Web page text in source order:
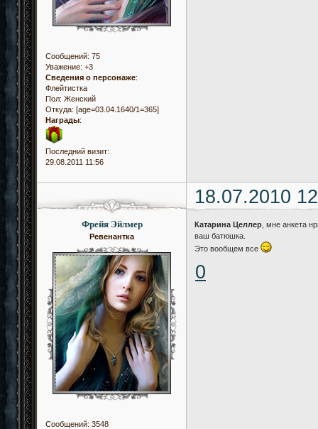
Сообщений: 75
Уважение: +3
Сведения о персонаже:
Флейтистка
Пол: Женский
Откуда: [age=03.04.1640/1=365]
Награды:
Последний визит:
29.08.2011 11:56
18.07.2010
Фрейя Эйлмер
Ревенантка
Сообщений: 3548
Катарина Целлер , мне анкета
ваш батюшка.
Это вообщем все
0